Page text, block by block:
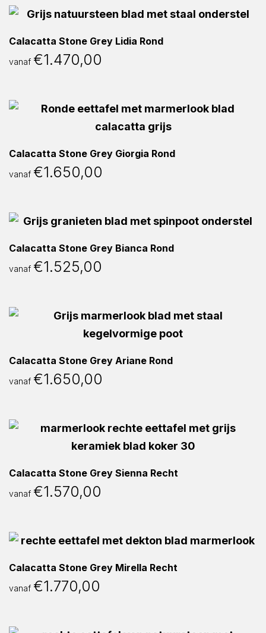
Calacatta Stone Grey Lidia Rond
vanaf €1.470,00
Calacatta Stone Grey Giorgia Rond
vanaf €1.650,00
Calacatta Stone Grey Bianca Rond
vanaf €1.525,00
Calacatta Stone Grey Ariane Rond
vanaf €1.650,00
Calacatta Stone Grey Sienna Recht
vanaf €1.570,00
Calacatta Stone Grey Mirella Recht
vanaf €1.770,00